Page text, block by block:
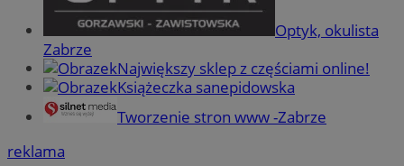
Optyk, okulista
Zabrze
Największy sklep z częściami online!
Książeczka sanepidowska
Tworzenie stron www -Zabrze
reklama